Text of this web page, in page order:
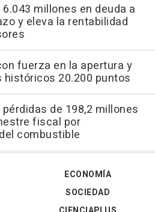
millones en deuda a
y eleva la rentabilidad
fuerza en la apertura y
históricos 20.200 puntos
de 198,2 millones
fiscal por
combustible
ECONOMÍA
SOCIEDAD